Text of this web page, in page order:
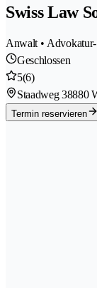
Swiss Law
Anwalt •
Geschlossen
5(6)
Staadweg 38880
Termin reservieren